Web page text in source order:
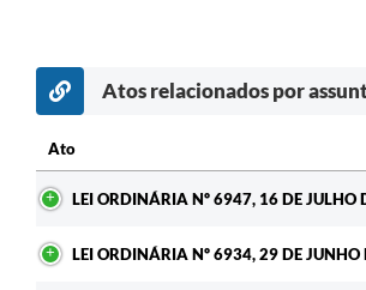
A Prefeitura
Enquete
Jornal
Agenda
SIC
Atos relacionados por
Ato
LEI ORDINÁRIA Nº 6947, 16 DE JULHO
LEI ORDINÁRIA Nº 6934, 29 DE JUNHO